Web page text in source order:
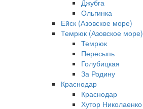
Джубга
Ольгинка
Ейск (Азовское море)
Темрюк (Азовское море)
Темрюк
Пересыпь
Голубицкая
За Родину
Краснодар
Краснодар
Хутор Николаенко